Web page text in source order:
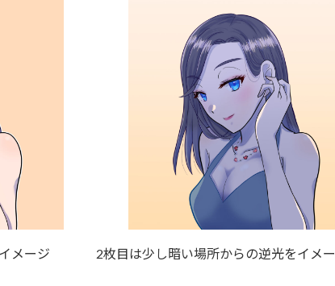
メージ 2枚目は少し暗い場所からの逆光をイメ